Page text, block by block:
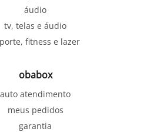
áudio
tv, telas e áudio
fitness e lazer
obabox
auto atendimento
meus pedidos
garantia